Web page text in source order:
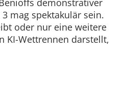
mag spektakulär sein.
oder nur eine weitere
KI-Wettrennen darstellt,